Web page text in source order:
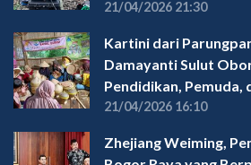
21/04/2026 21:30
Kartini dari
Damayanti Sulut
Pendidikan, Pemuda,
21/04/2026 16:10
Zhejiang Weiming,